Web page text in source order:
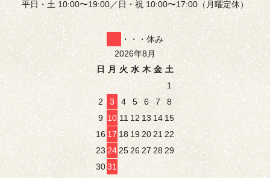
平日・土 10:00〜19:00／日・祝 10:00〜17:00（月曜定休）
・・・休み
2026年8月
日
月 火 水 木 金 土
1
2
3 4 5 6 7
8
9 10 11 12 13 14 15
16 17 18 19 2021 22
23 24 2526 27 28 29
3031